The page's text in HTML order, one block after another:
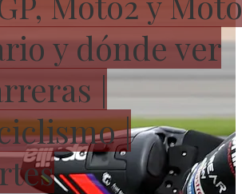
y dónde ver
|
|